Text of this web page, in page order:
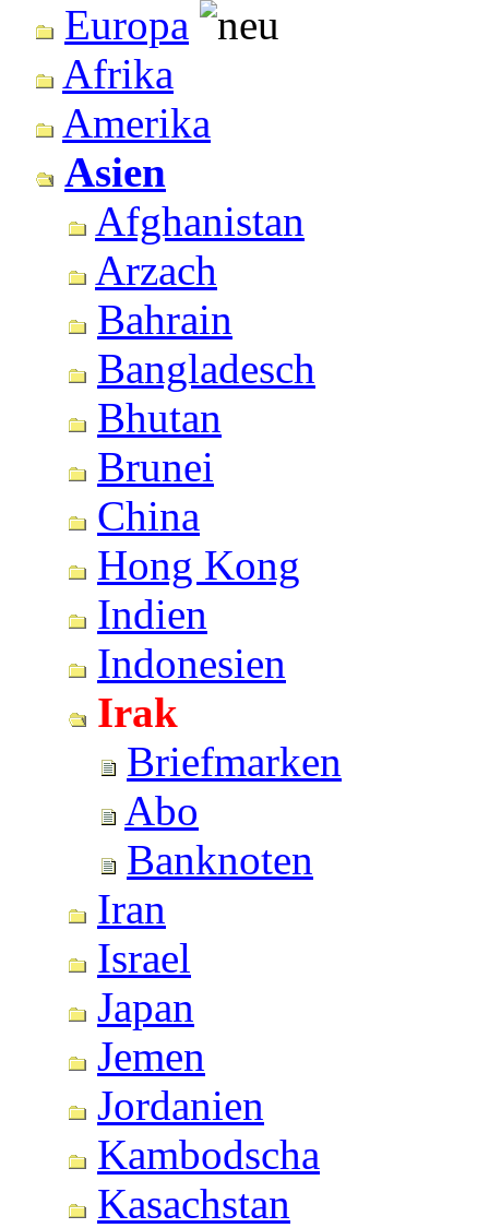
Europa
Afrika
Amerika
Asien
Afghanistan
Arzach
Bahrain
Bangladesch
Bhutan
Brunei
China
Hong Kong
Indien
Indonesien
Irak
Briefmarken
Abo
Banknoten
Iran
Israel
Japan
Jemen
Jordanien
Kambodscha
Kasachstan